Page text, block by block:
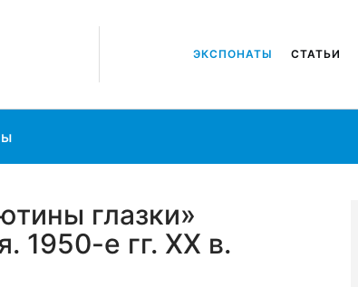
ЭКСПОНАТЫ СТАТЬИ
глазки»
1950-е гг. XX в.